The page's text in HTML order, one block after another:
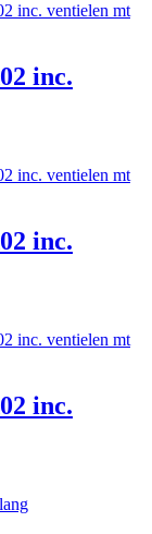
inc.
inc.
inc.